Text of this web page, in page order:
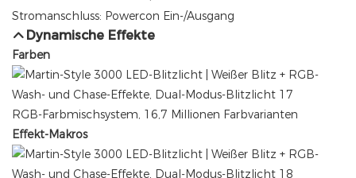
Stromanschluss: Powercon Ein-/Ausgang
Dynamische Effekte
Farben
RGB-Farbmischsystem, 16,7 Millionen Farbvarianten
Effekt-Makros